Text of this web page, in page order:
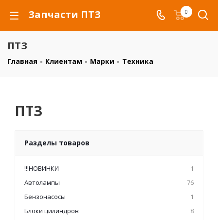
Запчасти ПТЗ 0
ПТЗ
Главная - Клиентам - Марки - Техника
ПТЗ
Разделы товаров
!!!НОВИНКИ
1
Автолампы
76
Бензонасосы
1
Блоки цилиндров
8